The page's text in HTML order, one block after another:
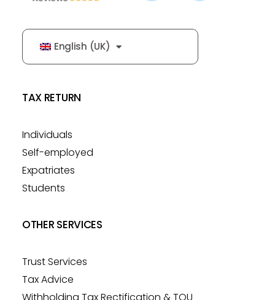
English (UK)
TAX RETURN
Individuals
Self-employed
Expatriates
Students
OTHER SERVICES
Trust Services
Tax Advice